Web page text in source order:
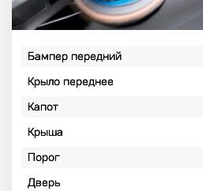
Бампер передний
Крыло переднее
Капот
Крыша
Порог
Дверь